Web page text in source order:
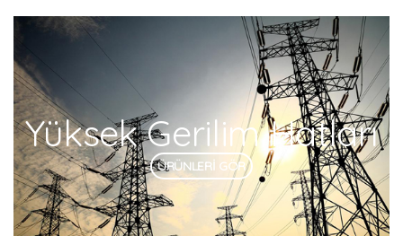
Yüksek Gerilim Hatları
ÜRÜNLERİ GÖR